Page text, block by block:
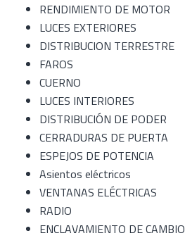
RENDIMIENTO DE MOTOR
LUCES EXTERIORES
DISTRIBUCION TERRESTRE
FAROS
CUERNO
LUCES INTERIORES
DISTRIBUCIÓN DE PODER
CERRADURAS DE PUERTA
ESPEJOS DE POTENCIA
Asientos eléctricos
VENTANAS ELÉCTRICAS
RADIO
ENCLAVAMIENTO DE CAMBIO